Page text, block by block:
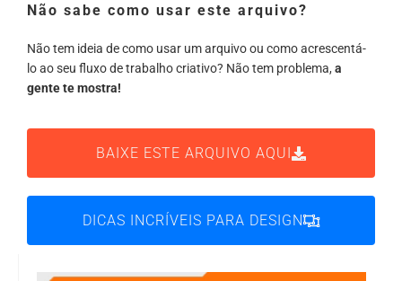
Não sabe como usar este arquivo?
Não tem ideia de como usar um arquivo ou como acrescentá-
lo ao seu fluxo de trabalho criativo? Não tem problema, a
gente te mostra!
BAIXE ESTE ARQUIVO AQUI
DICAS INCRÍVEIS PARA DESIGN